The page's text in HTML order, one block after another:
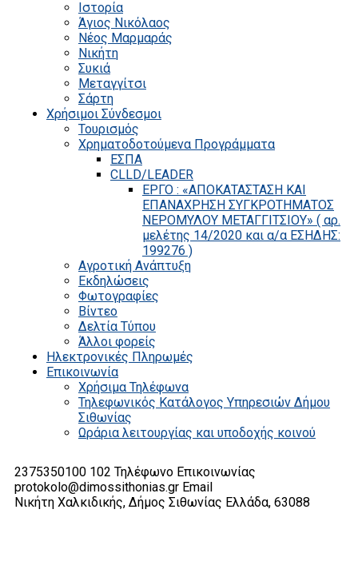
Ιστορία
Άγιος Νικόλαος
Νέος Μαρμαράς
Νικήτη
Συκιά
Μεταγγίτσι
Σάρτη
Χρήσιμοι Σύνδεσμοι
Τουρισμός
Χρηματοδοτούμενα Προγράμματα
ΕΣΠΑ
CLLD/LEADER
ΕΡΓΟ : «ΑΠΟΚΑΤΑΣΤΑΣΗ ΚΑΙ
ΕΠΑΝΑΧΡΗΣΗ ΣΥΓΚΡΟΤΗΜΑΤΟΣ
ΝΕΡΟΜΥΛΟΥ ΜΕΤΑΓΓΙΤΣΙΟΥ» ( αρ.
μελέτης 14/2020 και α/α ΕΣΗΔΗΣ:
199276 )
Αγροτική Ανάπτυξη
Εκδηλώσεις
Φωτογραφίες
Βίντεο
Δελτία Τύπου
Άλλοι φορείς
Ηλεκτρονικές Πληρωμές
Επικοινωνία
Χρήσιμα Τηλέφωνα
Τηλεφωνικός Κατάλογος Υπηρεσιών Δήμου
Σιθωνίας
Ωράρια λειτουργίας και υποδοχής κοινού
2375350100 102 Τηλέφωνο Επικοινωνίας
protokolo@dimossithonias.gr Email
Νικήτη Χαλκιδικής, Δήμος Σιθωνίας Ελλάδα, 63088